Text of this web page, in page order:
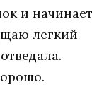
и начинает
легкий